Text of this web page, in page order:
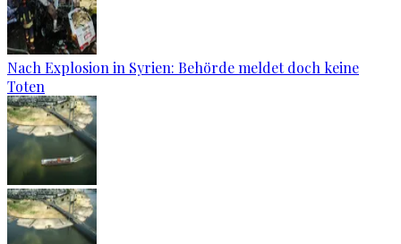
Nach Explosion in Syrien: Behörde meldet doch keine
Toten